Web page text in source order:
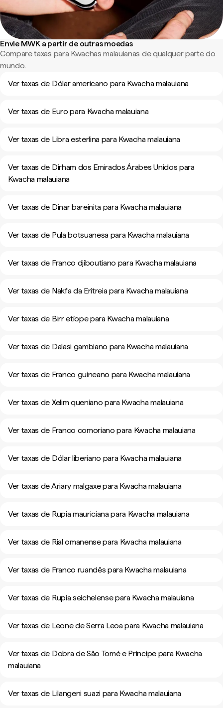
Envie MWK a partir de outras moedas
Compare taxas para Kwachas malauianas de qualquer parte do
mundo.
Ver taxas de Dólar americano para Kwacha malauiana
Ver taxas de Euro para Kwacha malauiana
Ver taxas de Libra esterlina para Kwacha malauiana
Ver taxas de Dirham dos Emirados Árabes Unidos para
Kwacha malauiana
Ver taxas de Dinar bareinita para Kwacha malauiana
Ver taxas de Pula botsuanesa para Kwacha malauiana
Ver taxas de Franco djiboutiano para Kwacha malauiana
Ver taxas de Nakfa da Eritreia para Kwacha malauiana
Ver taxas de Birr etíope para Kwacha malauiana
Ver taxas de Dalasi gambiano para Kwacha malauiana
Ver taxas de Franco guineano para Kwacha malauiana
Ver taxas de Xelim queniano para Kwacha malauiana
Ver taxas de Franco comoriano para Kwacha malauiana
Ver taxas de Dólar liberiano para Kwacha malauiana
Ver taxas de Ariary malgaxe para Kwacha malauiana
Ver taxas de Rupia mauriciana para Kwacha malauiana
Ver taxas de Rial omanense para Kwacha malauiana
Ver taxas de Franco ruandês para Kwacha malauiana
Ver taxas de Rupia seichelense para Kwacha malauiana
Ver taxas de Leone de Serra Leoa para Kwacha malauiana
Ver taxas de Dobra de São Tomé e Príncipe para Kwacha
malauiana
Ver taxas de Lilangeni suazi para Kwacha malauiana